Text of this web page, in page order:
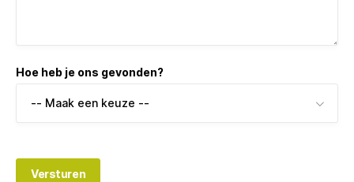
Hoe heb je ons gevonden?
Versturen